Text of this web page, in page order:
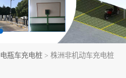
电瓶车充电桩 > 株洲非机动车充电桩
两轮电动车充电桩